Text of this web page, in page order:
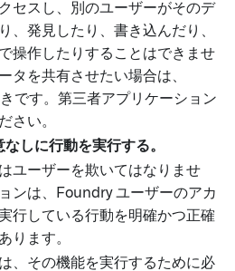
セスし、別のユーザーがそのデ
、発見したり、書き込んだり、
操作したりすることはできませ
タを共有させたい場合は、
です。第三者アプリケーション
さい。
しに行動を実行する。
ユーザーを欺いてはなりませ
ンは、Foundry ユーザーのアカ
行している行動を明確かつ正確
ります。
、その機能を実行するために必